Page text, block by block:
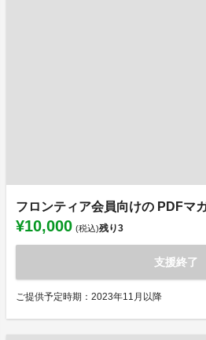
フロンティア会員向けの PDFマ
¥10,000 (税込)残り3
支援終了
ご提供予定時期：2023年11月以降